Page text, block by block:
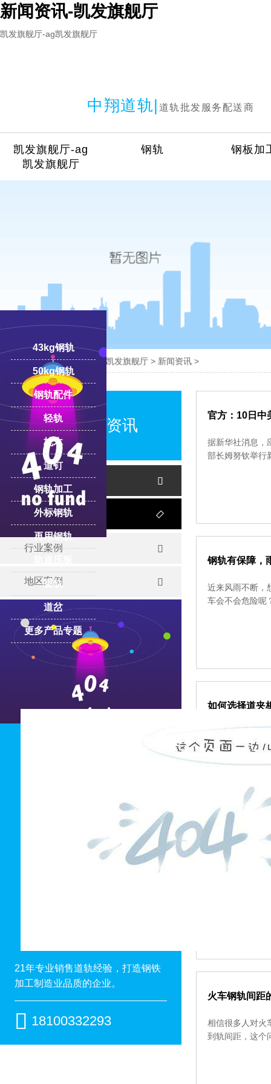
新闻资讯-凯发旗舰厅
凯发旗舰厅-ag凯发旗舰厅
中翔道轨| 道轨批发服务配送商
线: 18100332293
凯发旗舰厅-ag
凯发旗舰厅
钢轨 钢板加
您的位置：凯发旗舰厅-ag凯发旗舰厅 > 新闻资讯 >
官方：10日中
据新华社消息，
部长姆努钦举行
钢轨有保障，
近来风雨不断，
车会不会危险呢
如何选择道夹
产品详细化多元
中翔道轨始终
火车钢轨间距
相信很多人对火
到轨间距，这个
中翔案例资讯
新闻资讯 
客户案例 
行业案例 
地区案例 
21年专业销售道轨经验，打造钢铁
加工制造业品质的企业。
 18100332293
43kg钢轨
50kg钢轨
钢轨配件
轻轨
枕木
道钉
钢轨加工
外标钢轨
再用钢轨
重轨
道岔
更多产品专题